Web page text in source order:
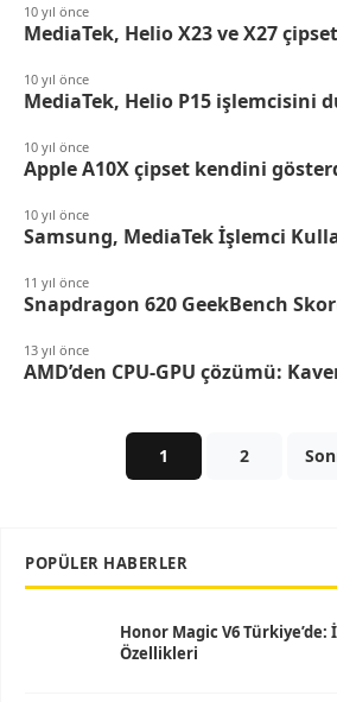
10 yıl önce
MediaTek, Helio X23 ve X27
10 yıl önce
MediaTek, Helio P15 işlemcisini
10 yıl önce
Apple A10X çipset kendini
10 yıl önce
Samsung, MediaTek İşlemci
11 yıl önce
Snapdragon 620 GeekBench
13 yıl önce
AMD’den CPU-GPU çözümü:
1 2
POPÜLER HABERLER
Honor Magic V6 Türkiye’de:
Özellikleri